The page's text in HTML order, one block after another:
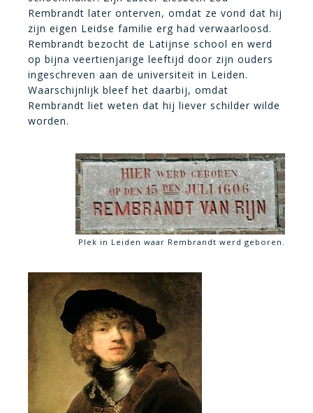
Rembrandt later onterven, omdat ze vond dat hij
zijn eigen Leidse familie erg had verwaarloosd.
Rembrandt bezocht de Latijnse school en werd
op bijna veertienjarige leeftijd door zijn ouders
ingeschreven aan de universiteit in Leiden.
Waarschijnlijk bleef het daarbij, omdat
Rembrandt liet weten dat hij liever schilder wilde
worden.
Plek in Leiden waar Rembrandt werd geboren.